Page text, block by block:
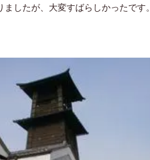
したが、大変すばらしかったです。